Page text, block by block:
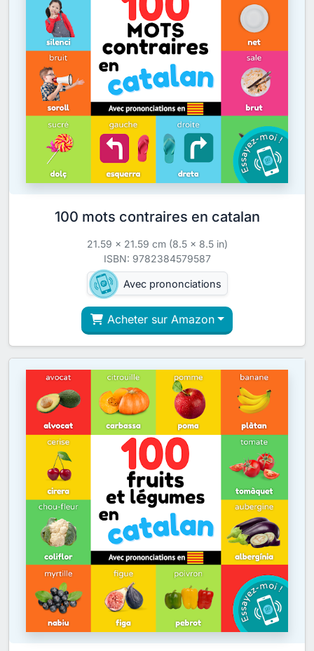
100 mots contraires en catalan
21.59 x 21.59 cm (8.5 x 8.5 in)
ISBN: 9782384579587
Avec prononciations
Acheter sur Amazon